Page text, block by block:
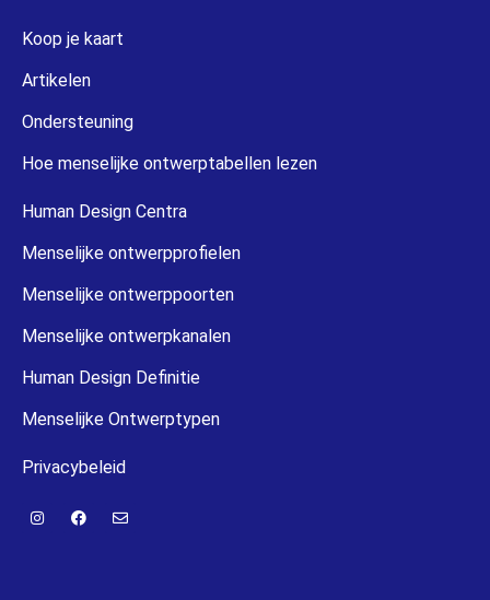
Koop je kaart
Artikelen
Ondersteuning
Hoe menselijke ontwerptabellen lezen
Human Design Centra
Menselijke ontwerpprofielen
Menselijke ontwerppoorten
Menselijke ontwerpkanalen
Human Design Definitie
Menselijke Ontwerptypen
Privacybeleid